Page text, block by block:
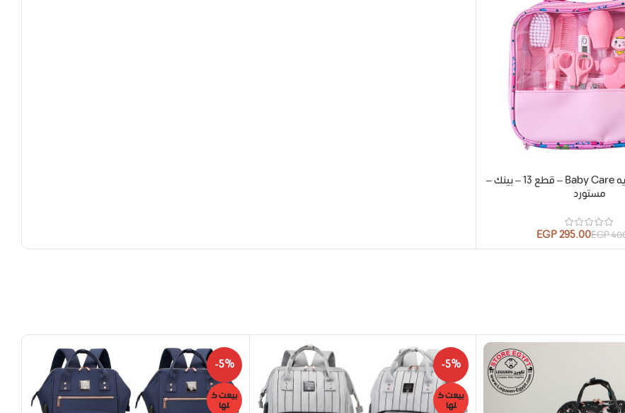
شنطة طقم العنايه Baby Care – قطع 13 – بينك –
مستورد
EGP
295.00
EGP
-5%
بيعت ك
لها
-5%
بيعت ك
لها